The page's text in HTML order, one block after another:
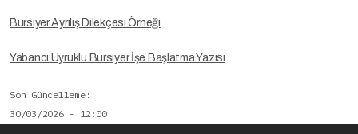
Bursiyer Ayrılış Dilekçesi Örneği
Yabancı Uyruklu Bursiyer İşe Başlatma Yazısı
Son Güncelleme
30/03/2026 - 12:00